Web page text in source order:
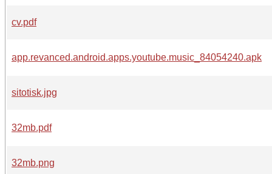
cv.pdf
app.revanced.android.apps.youtube.music_84054240.apk
sitotisk.jpg
32mb.pdf
32mb.png